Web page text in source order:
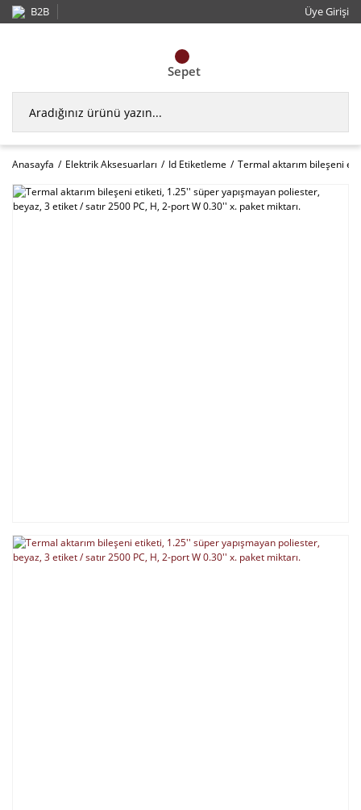
B2B Üye Girişi
Sepet
Anasayfa Elektrik Aksesuarları Id Etiketleme Termal aktarım bileşeni